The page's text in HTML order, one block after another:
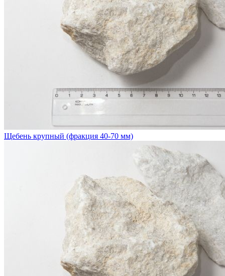
Щебень крупный (фракция 40-70 мм)